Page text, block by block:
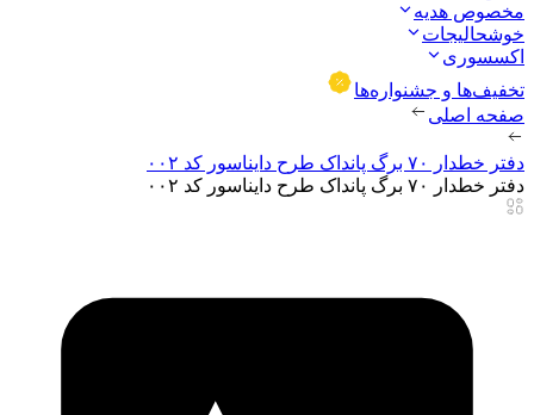
مخصوص هدیه
خوشحالیجات
اکسسوری
تخفیف‌ها و جشنواره‌ها
صفحه اصلی
دفتر خطدار ۷۰ برگ پانداک طرح دایناسور کد ۰۰۲
دفتر خطدار ۷۰ برگ پانداک طرح دایناسور کد ۰۰۲